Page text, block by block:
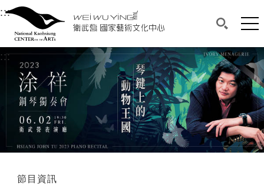
衛武營國家藝術文化中心
中央內容區塊，為本頁主要內容區。
:::選單連結區塊，此區塊列有本網站主要連結。
衛武營國家藝術文化中心
搜尋(開
網
:::中央內容區塊，為本頁主要內容區。
節目資訊